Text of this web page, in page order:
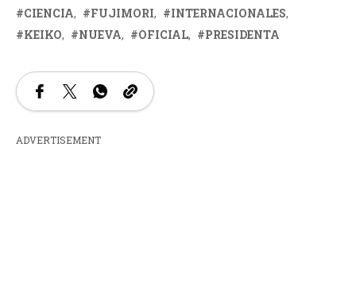
CIENCIA FUJIMORI
INTERNACIONALES
KEIKO
NUEVA OFICIAL PRESIDENTA
ADVERTISEMENT